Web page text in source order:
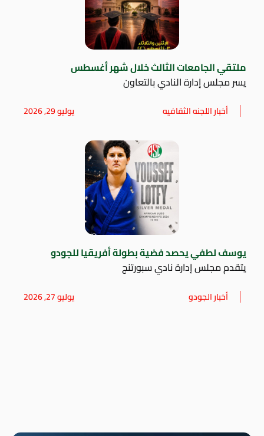
ملتقي الجامعات الثالث خلال شهر أغسطس
يسر مجلس إدارة النادي بالتعاون
أخبار اللجنه الثقافيه يوليو 29, 2026
يوسف لطفي يحصد فضية بطولة أفريقيا للجودو
يتقدم مجلس إدارة نادي سبورتنج
أخبار الجودو يوليو 27, 2026